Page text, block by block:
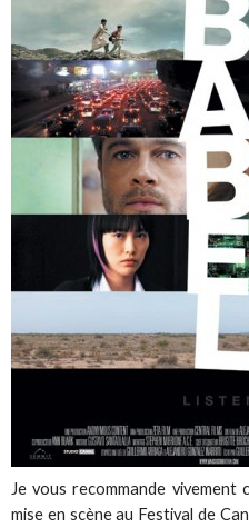
Je vous recommande
mise en scène au Festival de